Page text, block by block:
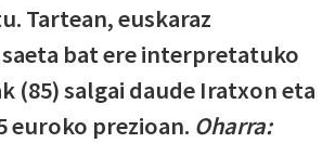
Tartean, euskaraz
bat ere interpretatuko
(85) salgai daude Iratxon eta
euroko prezioan. Oharra: